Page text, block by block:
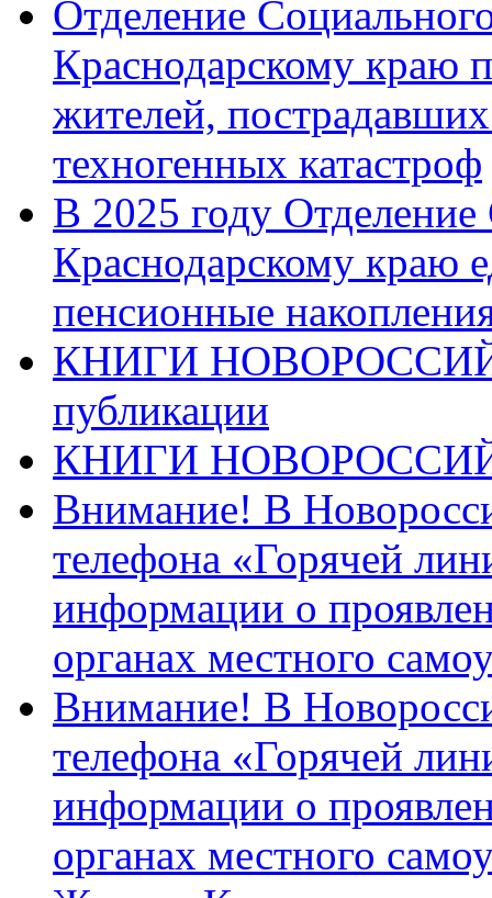
Отделение
Краснодарскому краю
жителей,
техногенных катастроф
В 2025 году
Краснодарскому краю
пенсионные
КНИГИ
публикации
КНИГИ
Внимание! В
телефона «Горячей
информации о
органах местного
Внимание! В
телефона «Горячей
информации о
органах местного